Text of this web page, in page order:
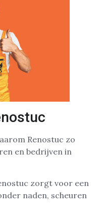
Renostuc zo
en bedrijven in
zorgt voor een
naden, scheuren